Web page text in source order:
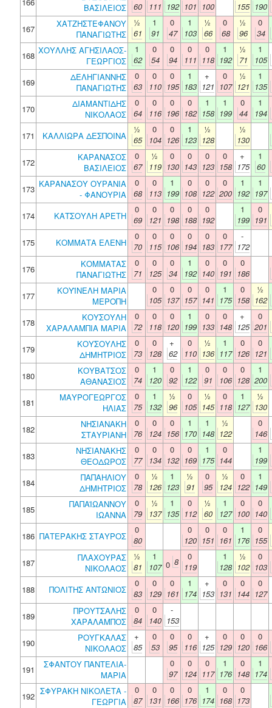
ΒΑΣΙΛΕΙΟΣ
60
111 192 101 100
155 190
167
ΧΑΤΖΗΣΤΕΦΑΝΟΥ
ΠΑΝΑΓΙΩΤΗΣ
½
61
1
91
0
47
1
103
½
66
0
68
½
96
0
34
168 ΧΟΥΛΛΗΣ ΑΓΗΣΙΛΑΟΣ-
ΓΕΩΡΓΙΟΣ
1
62
0
54
0
94
0
111
0
118
1
192
½
71
1
105
169
ΔΕΛΗΓΙΑΝΝΗΣ
ΠΑΝΑΓΙΩΤΗΣ
0
63
0
110
0
195
1
183
+
121
0
107
½
121
1
135
170
ΔΙΑΜΑΝΤΙΔΗΣ
ΝΙΚΟΛΑΟΣ
0
64
0
116
0
196
0
182
1
158
1
199
0
44
1
194
171
ΚΑΛΛΙΩΡΑ ΔΕΣΠΟΙΝΑ
½
65
0
104
0
126
1
123
½
128
½
130
172
ΚΑΡΑΝΑΣΟΣ
ΒΑΣΙΛΕΙΟΣ
0
67
½
119
0
130
0
143
0
123
0
158
+
175
1
60
173 ΚΑΡΑΝΑΣΟΥ ΟΥΡΑΝΙΑ
- ΦΑΝΟΥΡΙΑ
0
68
0
113
1
199
0
108
0
122
0
200
1
192
1
197
174
ΚΑΤΣΟΥΛΗ ΑΡΕΤΗ
0
69
0
121
0
198
0
188
0
192
1
199
0
191
175
ΚΟΜΜΑΤΑ ΕΛΕΝΗ
0
70
0
115
0
106
0
194
0
183
0
177
-
172
176
ΚΟΜΜΑΤΑΣ
ΠΑΝΑΓΙΩΤΗΣ
0
71
0
125
0
34
1
192
0
140
0
191
0
186
177
ΚΟΥΪΝΕΛΗ ΜΑΡΙΑ
ΜΕΡΟΠΗ
0
105
0
137
0
157
0
141
1
175
0
158
½
162
178
ΚΟΥΣΟΥΛΗ
ΧΑΡΑΛΑΜΠΙΑ ΜΑΡΙΑ
0
72
0
118
0
120
1
199
0
133
0
148
+
125
0
201
179
ΚΟΥΣΟΥΛΗΣ
ΔΗΜΗΤΡΙΟΣ
0
73
0
128
+
62
0
110
½
136
1
117
0
126
0
121
180
ΚΟΥΒΑΤΣΟΣ
ΑΘΑΝΑΣΙΟΣ
0
74
1
120
0
92
1
122
0
91
0
106
0
128
1
200
181
ΜΑΥΡΟΓΕΩΡΓΟΣ
ΗΛΙΑΣ
0
75
1
132
½
96
0
105
½
145
0
118
1
127
½
130
182
ΝΗΣΙΑΝΑΚΗ
ΣΤΑΥΡΙΑΝΗ
0
76
0
124
0
156
1
170
1
148
½
122
0
146
183
ΝΗΣΙΑΝΑΚΗΣ
ΘΕΟΔΩΡΟΣ
0
77
0
134
0
132
0
169
1
175
0
144
1
199
184
ΠΑΠΑΗΛΙΟΥ
ΔΗΜΗΤΡΙΟΣ
0
78
½
126
1
123
½
91
0
95
½
124
0
122
1
149
185
ΠΑΠΑΪΩΑΝΝΟΥ
ΙΩΑΝΝΑ
0
79
½
137
1
135
0
112
½
60
1
127
0
100
0
140
186 ΠΑΤΕΡΑΚΗΣ ΣΤΑΥΡΟΣ
0
80
0
120
0
151
0
161
1
176
0
155
187
ΠΛΑΧΟΥΡΑΣ
ΝΙΚΟΛΑΟΣ
½
81
1
107 0 8
0
119
1
128
½
102
0
103
188
ΠΟΛΙΤΗΣ ΑΝΤΩΝΙΟΣ
0
83
0
129
0
161
1
174
+
153
0
131
0
144
0
127
189
ΠΡΟΥΤΣΑΛΗΣ
ΧΑΡΑΛΑΜΠΟΣ
0
84
0
140
-
153
190
ΡΟΥΓΚΑΛΑΣ
ΝΙΚΟΛΑΟΣ
+
85
0
53
0
95
0
116
+
125
0
129
0
120
0
166
191
ΣΦΑΝΤΟΥ ΠΑΝΤΕΛΙΑ-
ΜΑΡΙΑ
0
97
0
124
0
117
1
176
0
148
1
174
192 ΣΦΥΡΑΚΗ ΝΙΚΟΛΕΤΑ -
ΓΕΩΡΓΙΑ
0
87
0
131
0
166
0
176
1
174
0
168
0
173